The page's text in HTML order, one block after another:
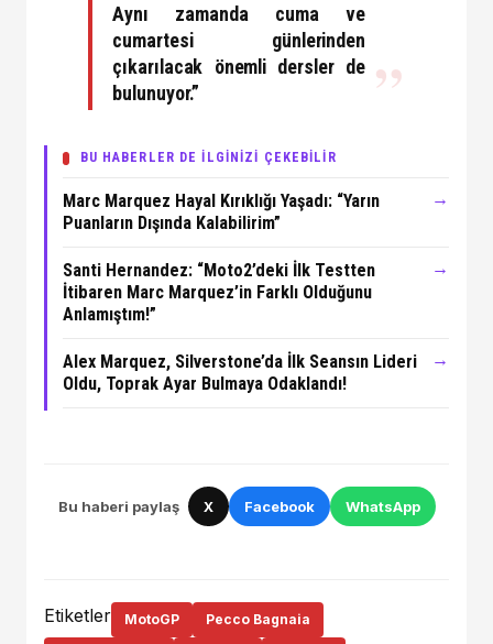
Aynı zamanda cuma ve
cumartesi günlerinden
çıkarılacak önemli dersler de
bulunuyor.”
BU HABERLER DE İLGİNİZİ ÇEKEBİLİR
Marc Marquez Hayal Kırıklığı Yaşadı: “Yarın
Puanların Dışında Kalabilirim”
→
Santi Hernandez: “Moto2’deki İlk Testten
İtibaren Marc Marquez’in Farklı Olduğunu
Anlamıştım!”
→
Alex Marquez, Silverstone’da İlk Seansın Lideri
Oldu, Toprak Ayar Bulmaya Odaklandı!
→
Bu haberi paylaş X Facebook WhatsApp
Etiketler MotoGP Pecco Bagnaia